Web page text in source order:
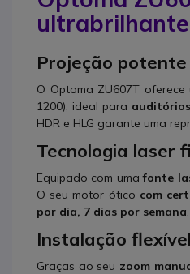
ultrabrilhante
Projeção
O Optoma ZU607T oferece
1200), ideal para
HDR e HLG garante uma
Tecnologia laser
Equipado com umafonte
O seu motor ótico com
por dia, 7 dias por semana
Instalação
Graças ao seu zoom